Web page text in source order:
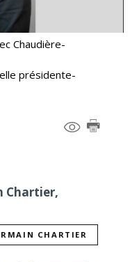
Chaudière-
présidente-
Chartier,
CHARTIER